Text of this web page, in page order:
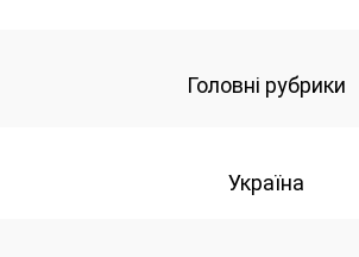
Головні рубрики
Україна